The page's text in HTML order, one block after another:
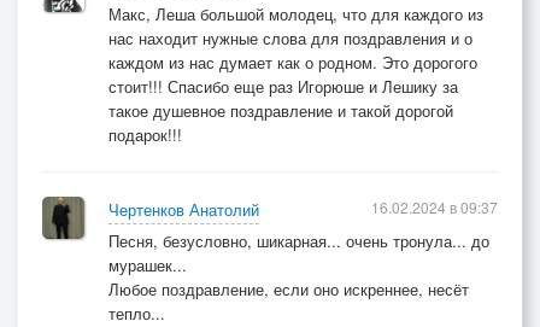
Макс, Леша большой молодец, что для каждого из
нас находит нужные слова для поздравления и о
каждом из нас думает как о родном. Это дорогого
стоит!!! Спасибо еще раз Игорюше и Лешику за
такое душевное поздравление и такой дорогой
подарок!!!
Чертенков Анатолий
Песня, безусловно, шикарная... очень тронула... до
мурашек...
Любое поздравление, если оно искреннее, несёт
тепло...
16.02.2024 в 09:37